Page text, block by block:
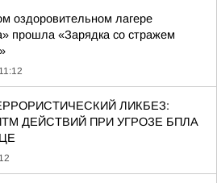
оздоровительном лагере
прошла «Зарядка со стражем
11:12
ЛИКБЕЗ:
ДЕЙСТВИЙ ПРИ УГРОЗЕ БПЛА